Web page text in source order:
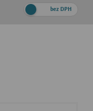
bez DPH